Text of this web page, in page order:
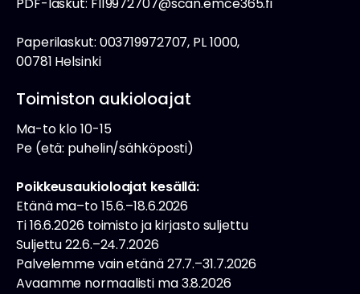
Paperilaskut: 003719972707, PL 1000,
00781 Helsinki
Toimiston aukioloajat
Ma-to klo 10-15
Pe (etä: puhelin/sähköposti)
Poikkeusaukioloajat kesällä:
Etänä ma–to 15.6.–18.6.2026
Ti 16.6.2026 toimisto ja kirjasto suljettu
Suljettu 22.6.–24.7.2026
Palvelemme vain etänä 27.7.–31.7.2026
Avaamme normaalisti ma 3.8.2026